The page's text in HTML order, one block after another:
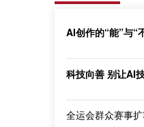
AI创作的“能”与“
科技向善 别让AI
全运会群众赛事